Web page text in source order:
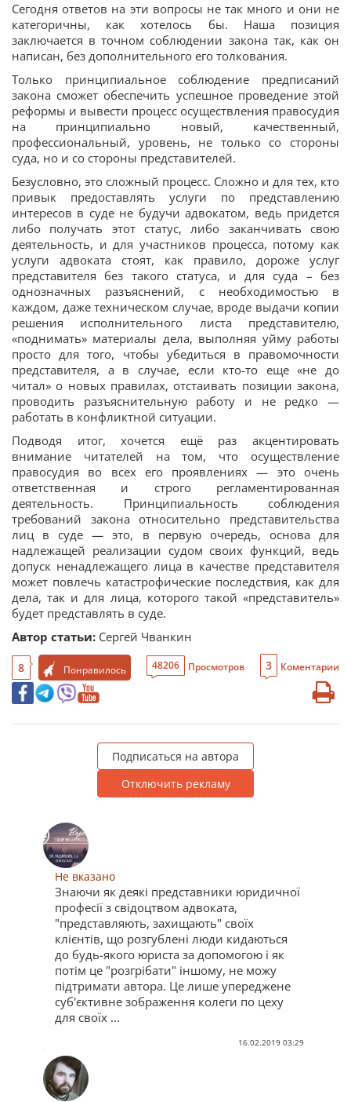
Сегодня ответов на эти вопросы не так много и они не
категоричны, как хотелось бы. Наша позиция
заключается в точном соблюдении закона так, как он
написан, без дополнительного его толкования.
Только принципиальное соблюдение предписаний
закона сможет обеспечить успешное проведение этой
реформы и вывести процесс осуществления правосудия
на принципиально новый, качественный,
профессиональный, уровень, не только со стороны
суда, но и со стороны представителей.
Безусловно, это сложный процесс. Сложно и для тех, кто
привык предоставлять услуги по представлению
интересов в суде не будучи адвокатом, ведь придется
либо получать этот статус, либо заканчивать свою
деятельность, и для участников процесса, потому как
услуги адвоката стоят, как правило, дороже услуг
представителя без такого статуса, и для суда – без
однозначных разъяснений, с необходимостью в
каждом, даже техническом случае, вроде выдачи копии
решения исполнительного листа представителю,
«поднимать» материалы дела, выполняя уйму работы
просто для того, чтобы убедиться в правомочности
представителя, а в случае, если кто-то еще «не до
читал» о новых правилах, отстаивать позиции закона,
проводить разъяснительную работу и не редко —
работать в конфликтной ситуации.
Подводя итог, хочется ещё раз акцентировать
внимание читателей на том, что осуществление
правосудия во всех его проявлениях — это очень
ответственная и строго регламентированная
деятельность. Принципиальность соблюдения
требований закона относительно представительства
лиц в суде — это, в первую очередь, основа для
надлежащей реализации судом своих функций, ведь
допуск ненадлежащего лица в качестве представителя
может повлечь катастрофические последствия, как для
дела, так и для лица, которого такой «представитель»
будет представлять в суде.
Автор статьи: Сергей Чванкин
8 Понравилось 48206 Просмотров 3 Коментарии
Подписаться на автора
Отключить рекламу
Не вказано
Знаючи як деякі представники юридичної
професії з свідоцтвом адвоката,
"представляють, захищають" своїх
клієнтів, що розгублені люди кидаються
до будь-якого юриста за допомогою і як
потім це "розгрібати" іншому, не можу
підтримати автора. Це лише упереджене
суб'єктивне зображення колеги по цеху
для своїх ...
16.02.2019 03:29